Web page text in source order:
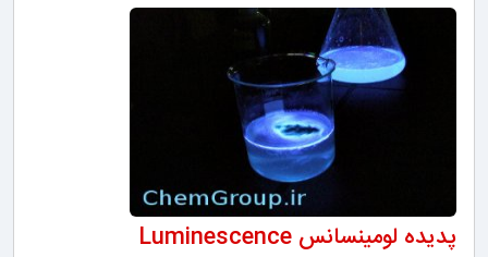
پدیده لومینسانس Luminescence